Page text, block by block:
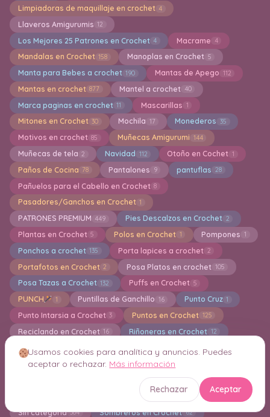
Limpiadoras de maquillaje en crochet 4
Llaveros Amigurumis 12
Los Mejores 25 Patrones en Crochet 4 Macrame 4
Mandalas en Crochet 158 Manoplas en Crochet 5
Manta para Bebes a crochet 190 Mantas de Apego 112
Mantas en crochet 877 Mantel a crochet 40
Marca paginas en crochet 11 Mascarillas 1
Mitones en Crochet 30 Mochila 17 Monederos 35
Motivos en crochet 85 Muñecas Amigurumi 144
Muñecas de tela 2 Navidad 112 Otoño en Cochet 1
Paños de Cocina 78 Pantalones 9 pantuflas 28
Pañuelos para el Cabello en Crochet 8
Pasadores/Ganchos en Crochet 1
PATRONES PREMIUM 449 Pies Descalzos en Crochet 2
Plantas en Crochet 5 Polos en Crochet 1 Pompones 1
Ponchos a crochet 135 Porta lapices a crochet 2
Portafotos en Crochet 2 Posa Platos en crochet 105
Posa Tazas a Crochet 132 Puffs en Crochet 5
PUNCH 1 Puntillas de Ganchillo 16 Punto Cruz 1
Punto Intarsia a Crochet 3 Puntos en Crochet 125
Reciclando en Crochet 16 Riñoneras en Crochet 12
Ropa y Accesorios para Bebes a Crochet
Ruanas en Crochet 2 Saco para Dormir en Crochet
Shorts en Crochet 1
Sin categoría 384 Sombreros en Crochet 62
Usamos cookies para analítica y anuncios. Puedes
aceptar o rechazar. Más información
Rechazar Aceptar